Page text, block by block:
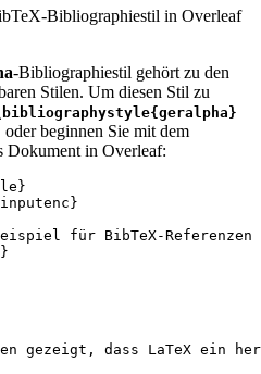
Bibliographiestil in Overleaf
-Bibliographiestil gehört zu den
Stilen. Um diesen Stil zu
beginnen Sie mit dem
Dokument in Overleaf:
}
inputenc }
für BibTeX-
gezeigt, dass LaTeX ein